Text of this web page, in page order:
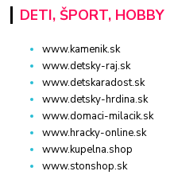
DETI, ŠPORT, HOBBY
www.kamenik.sk
www.detsky-raj.sk
www.detskaradost.sk
www.detsky-hrdina.sk
www.domaci-milacik.sk
www.hracky-online.sk
www.kupelna.shop
www.stonshop.sk